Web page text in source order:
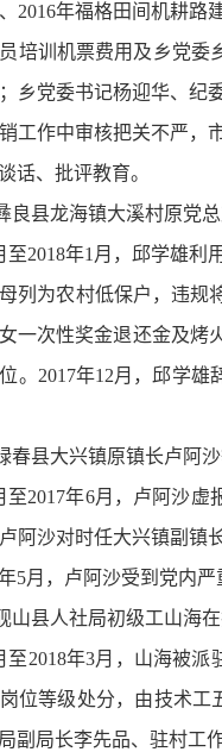
2016年福格田间机耕路
培训机票费用及乡党委
乡党委书记杨迎华、纪
工作中审核把关不严，
话、批评教育。
良县龙海镇大溪村原党
至2018年1月，邱学雄
列为农村低保户，违规
一次性奖金退还金及烤
。2017年12月，邱学
春县大兴镇原镇长卢阿
至2017年6月，卢阿沙
阿沙对时任大兴镇副镇
5月，卢阿沙受到党内
山县人社局初级工山海
至2018年3月，山海被
位等级处分，由技术工
副局长李先品、驻村工